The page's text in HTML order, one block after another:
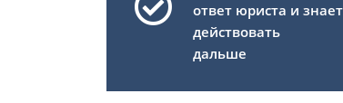
ответ юриста и
действовать
дальше